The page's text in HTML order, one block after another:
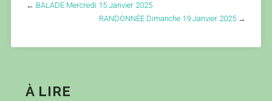
← BALADE Mercredi 15 Janvier 2025
RANDONNÉE Dimanche 19 Janvier 2025 →
À LIRE